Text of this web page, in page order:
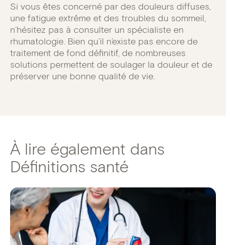
Si vous êtes concerné par des douleurs diffuses,
une fatigue extrême et des troubles du sommeil,
n’hésitez pas à consulter un spécialiste en
rhumatologie. Bien qu’il n’existe pas encore de
traitement de fond définitif, de nombreuses
solutions permettent de soulager la douleur et de
préserver une bonne qualité de vie.
À lire également dans
Définitions santé